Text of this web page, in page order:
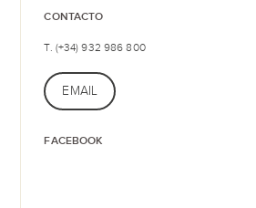
CONTACTO
T. (+34) 932 986 800
EMAIL
FACEBOOK